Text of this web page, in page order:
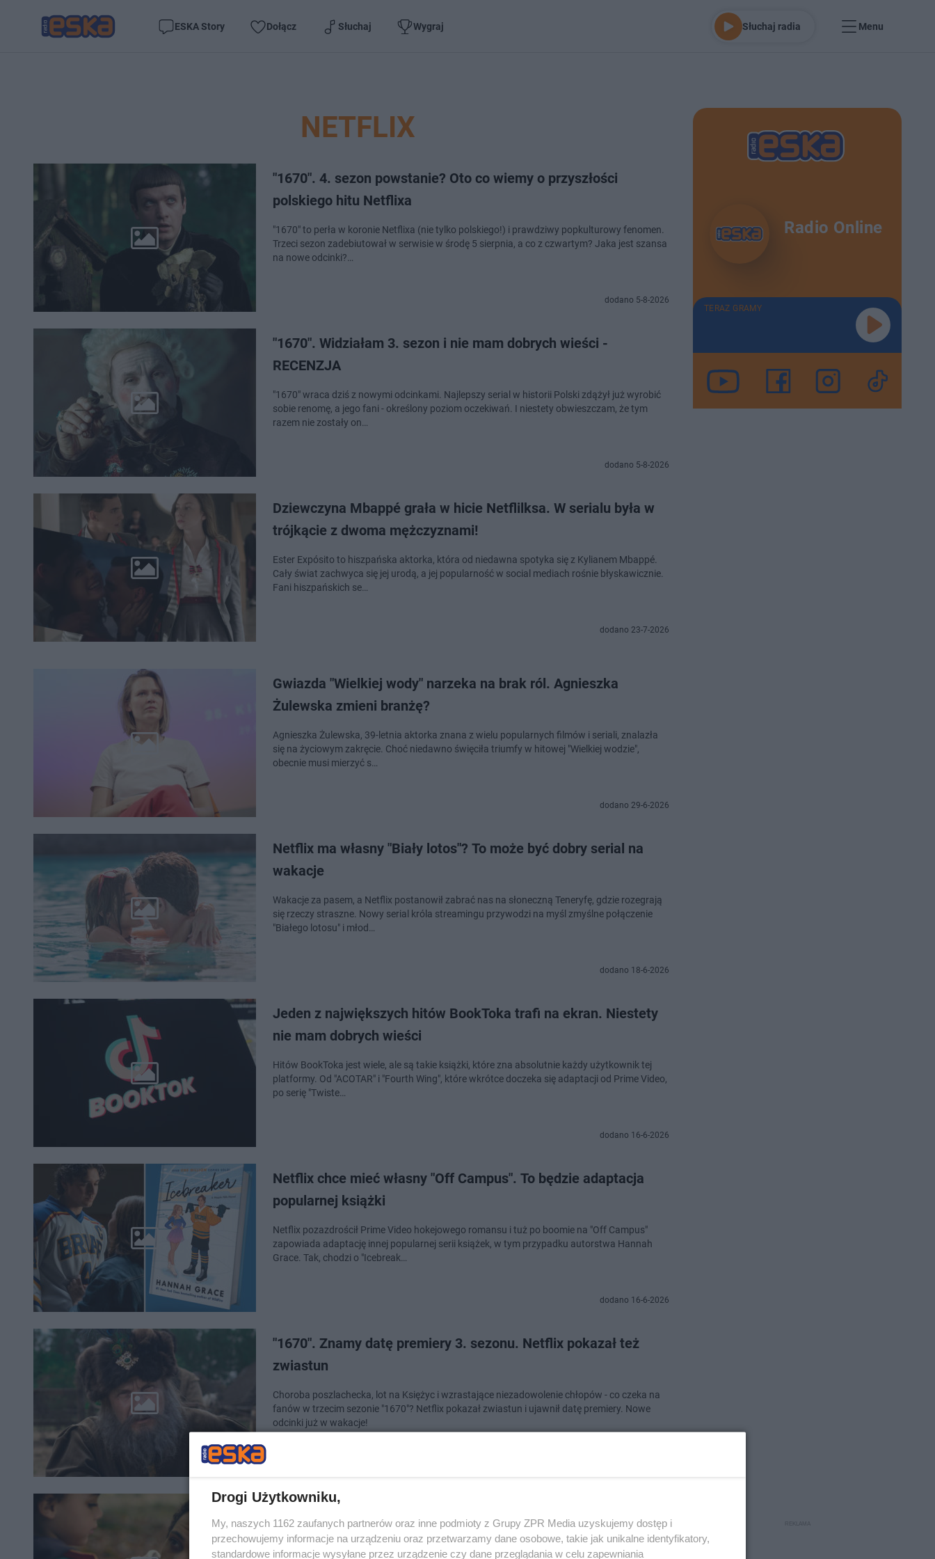
ESKA Story Dołącz Słuchaj Wygraj Słuchaj radia Menu
NETFLIX
"1670". 4. sezon powstanie? Oto co wiemy o przyszłości
polskiego hitu Netflixa
"1670" to perła w koronie Netflixa (nie tylko polskiego!) i prawdziwy popkulturowy fenomen.
Trzeci sezon zadebiutował w serwisie w środę 5 sierpnia, a co z czwartym? Jaka jest szansa
na nowe odcinki?…
dodano 5-8-2026
"1670". Widziałam 3. sezon i nie mam dobrych wieści -
RECENZJA
"1670" wraca dziś z nowymi odcinkami. Najlepszy serial w historii Polski zdążył już wyrobić
sobie renomę, a jego fani - określony poziom oczekiwań. I niestety obwieszczam, że tym
razem nie zostały on…
dodano 5-8-2026
Dziewczyna Mbappé grała w hicie Netflilksa. W serialu była w
trójkącie z dwoma mężczyznami!
Ester Expósito to hiszpańska aktorka, która od niedawna spotyka się z Kylianem Mbappé.
Cały świat zachwyca się jej urodą, a jej popularność w social mediach rośnie błyskawicznie.
Fani hiszpańskich se…
dodano 23-7-2026
Gwiazda "Wielkiej wody" narzeka na brak ról. Agnieszka
Żulewska zmieni branżę?
Agnieszka Żulewska, 39-letnia aktorka znana z wielu popularnych filmów i seriali, znalazła
się na życiowym zakręcie. Choć niedawno święciła triumfy w hitowej "Wielkiej wodzie",
obecnie musi mierzyć s…
dodano 29-6-2026
Netflix ma własny "Biały lotos"? To może być dobry serial na
wakacje
Wakacje za pasem, a Netflix postanowił zabrać nas na słoneczną Teneryfę, gdzie rozegrają
się rzeczy straszne. Nowy serial króla streamingu przywodzi na myśl zmyślne połączenie
"Białego lotosu" i młod…
dodano 18-6-2026
Jeden z największych hitów BookToka trafi na ekran. Niestety
nie mam dobrych wieści
Hitów BookToka jest wiele, ale są takie książki, które zna absolutnie każdy użytkownik tej
platformy. Od "ACOTAR" i "Fourth Wing", które wkrótce doczeka się adaptacji od Prime Video,
po serię "Twiste…
dodano 16-6-2026
Netflix chce mieć własny "Off Campus". To będzie adaptacja
popularnej książki
Netflix pozazdrościł Prime Video hokejowego romansu i tuż po boomie na "Off Campus"
zapowiada adaptację innej popularnej serii książek, w tym przypadku autorstwa Hannah
Grace. Tak, chodzi o "Icebreak…
dodano 16-6-2026
"1670". Znamy datę premiery 3. sezonu. Netflix pokazał też
zwiastun
Choroba poszlachecka, lot na Księżyc i wzrastające niezadowolenie chłopów - co czeka na
fanów w trzecim sezonie "1670"? Netflix pokazał zwiastun i ujawnił datę premiery. Nowe
odcinki już w wakacje!
"Jedyny świadek". 2. sezon powstanie? Przyszłość serialu
Netflixa jest jasna
Radio Online
TERAZ GRAMY
Drogi Użytkowniku,
My, naszych 1162 zaufanych partnerów oraz inne podmioty z Grupy ZPR Media uzyskujemy dostęp i
przechowujemy informacje na urządzeniu oraz przetwarzamy dane osobowe, takie jak unikalne identyfikatory,
standardowe informacje wysyłane przez urządzenie czy dane przeglądania w celu zapewniania